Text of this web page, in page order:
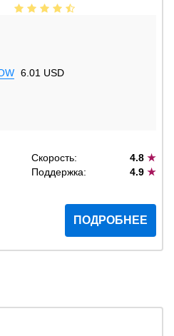
6.01 USD
Скорость: 4.8 ★
Поддержка: 4.9 ★
ПОДРОБНЕЕ